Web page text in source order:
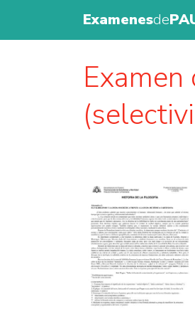
Examenesde
Examen